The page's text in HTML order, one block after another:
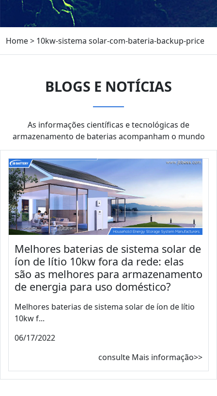
Home> 10kw-sistema solar-com-bateria-backup-price
BLOGS E NOTÍCIAS
As informações científicas e tecnológicas de
armazenamento de baterias acompanham o mundo
Melhores baterias de sistema solar de
íon de lítio 10kw fora da rede: elas
são as melhores para armazenamento
de energia para uso doméstico?
Melhores baterias de sistema solar de íon de lítio
10kw f...
06/17/2022
consulte Mais informação>>